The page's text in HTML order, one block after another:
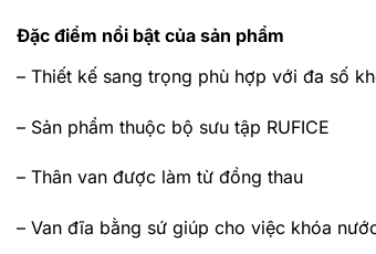
Đặc điểm nổi bật của sản phẩm
– Thiết kế sang trọng phù hợp với đa số
– Sản phẩm thuộc bộ sưu tập RUFICE
– Thân van được làm từ đồng thau
– Van đĩa bằng sứ giúp cho việc khóa